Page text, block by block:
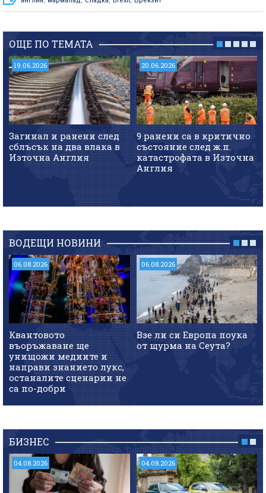
ОЩЕ ПО ТЕМАТА
19.06.2026
Загинал и ранени след
сблъсък на два влака в
Източна Англия
20.06.2026
9 ранени са в критично
състояние след ж.п.
катастрофата в Източна
Англия
ВОДЕЩИ НОВИНИ
06.08.2026
Квантовото
въоръжаване ще
унищожи медиите и
направи знанието лукс,
останалите сценарии не
са по-добри
06.08.2026
Взе ли си Европа поука
от щурма на Сеута?
БИЗНЕС
04.08.2026 04.08.2026